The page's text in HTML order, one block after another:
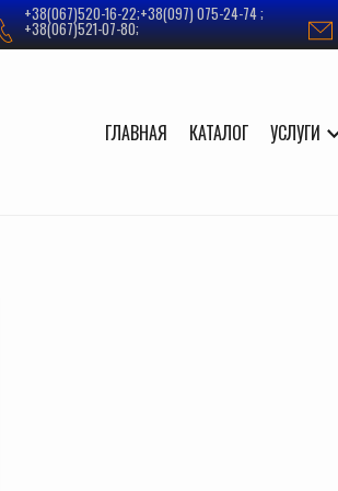
+38(067)520-16-22;+38(097) 075-24-74 ;
+38(067)521-07-80;
ГЛАВНАЯ КАТАЛОГ УСЛУГИ